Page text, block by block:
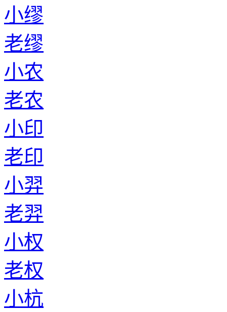
小缪
老缪
小农
老农
小印
老印
小羿
老羿
小权
老权
小杭